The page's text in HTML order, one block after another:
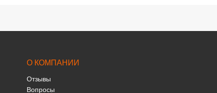
О КОМПАНИИ
Отзывы
Вопросы